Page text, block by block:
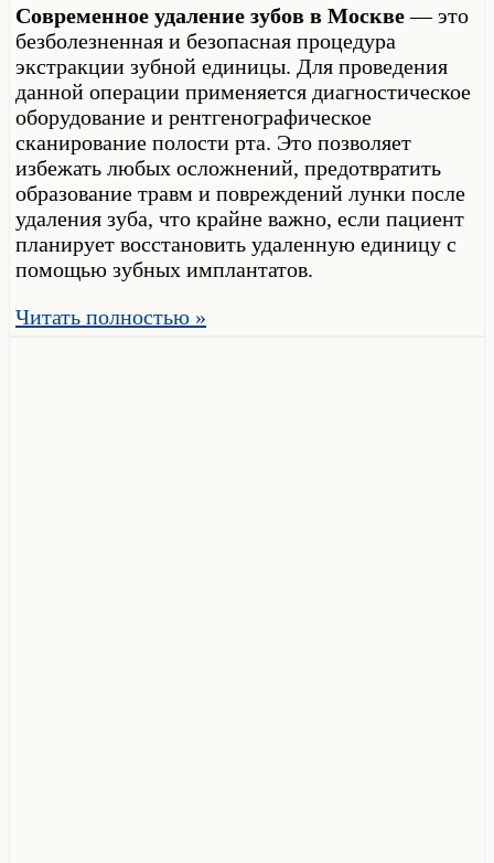
Современное удаление зубов в Москве— это
безболезненная и безопасная процедура
экстракции зубной единицы. Для проведения
данной операции применяется диагностическое
оборудование и рентгенографическое
сканирование полости рта. Это позволяет
избежать любых осложнений, предотвратить
образование травм и повреждений лунки после
удаления зуба, что крайне важно, если пациент
планирует восстановить удаленную единицу с
помощью зубных имплантатов.
Читать полностью »